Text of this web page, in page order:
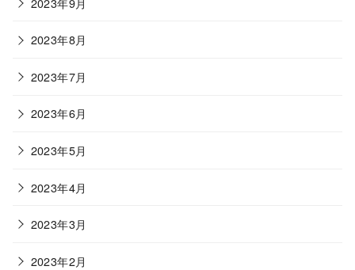
2023年8月
2023年7月
2023年6月
2023年5月
2023年4月
2023年3月
2023年2月